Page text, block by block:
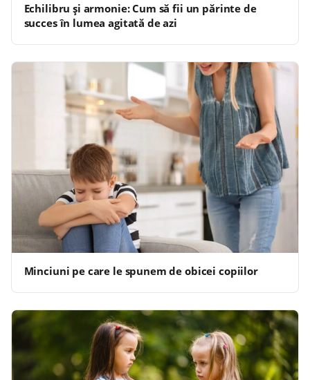
Echilibru și armonie: Cum să fii un părinte de
succes în lumea agitată de azi
Minciuni pe care le spunem de obicei copiilor